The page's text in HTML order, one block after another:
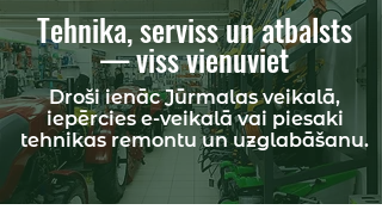
Tehnika, serviss un atbalsts
— viss vienuviet
Droši ienāc Jūrmalas veikalā,
iepērcies e-veikalā vai piesaki
tehnikas remontu un uzglabāšanu.